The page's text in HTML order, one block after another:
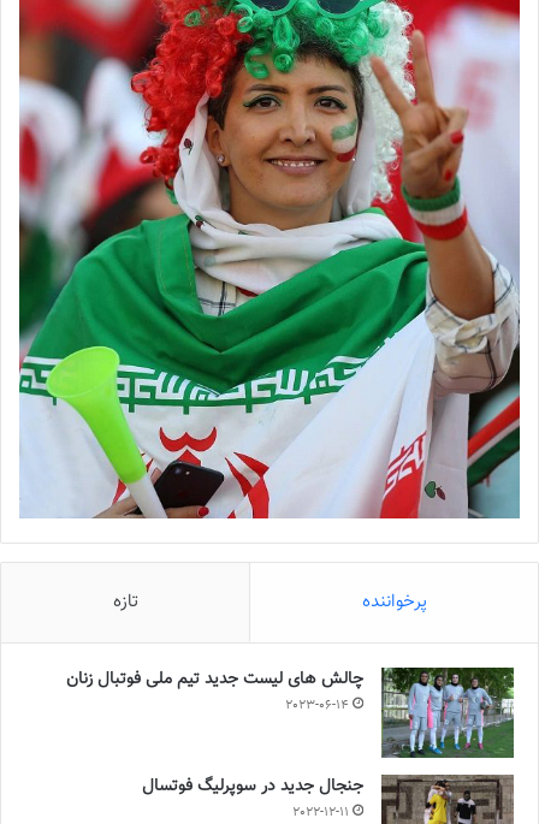
پرخواننده تازه
چالش هاى ليست جدید تيم ملى فوتبال زنان
2023-06-14
جنجال جدید در سوپرلیگ فوتسال
2022-12-11